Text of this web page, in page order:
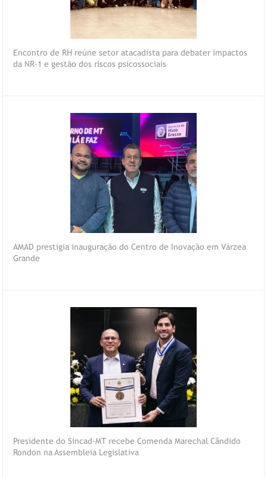
Encontro de RH reúne setor atacadista para debater impactos
da NR-1 e gestão dos riscos psicossociais
AMAD prestigia inauguração do Centro de Inovação em Várzea
Grande
Presidente do Sincad-MT recebe Comenda Marechal Cândido
Rondon na Assembleia Legislativa